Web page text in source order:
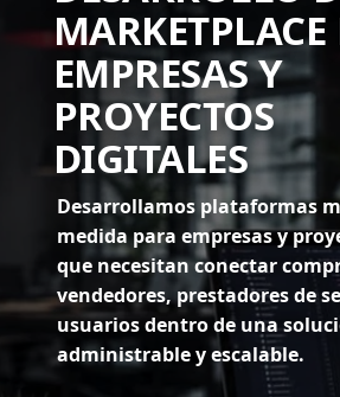
MARKETPLACE
EMPRESAS Y
PROYECTOS
DIGITALES
Desarrollamos plataformas
medida para empresas y
que necesitan conectar
vendedores, prestadores de
usuarios dentro de una
administrable y escalable.